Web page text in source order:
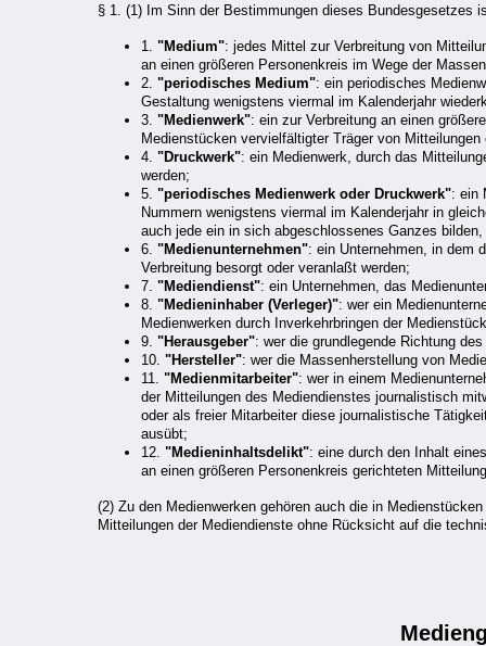
§ 1. (1) Im Sinn der Bestimmungen dieses Bundesgesetzes
1. "Medium": jedes Mittel zur Verbreitung von
an einen größeren Personenkreis im Wege der
2. "periodisches Medium": ein periodisches
Gestaltung wenigstens viermal im Kalenderjahr
3. "Medienwerk": ein zur Verbreitung an einen
Medienstücken vervielfältigter Träger von
4. "Druckwerk": ein Medienwerk, durch das
werden;
5. "periodisches Medienwerk oder Druckwerk": ein
Nummern wenigstens viermal im Kalenderjahr in
auch jede ein in sich abgeschlossenes Ganzes
6. "Medienunternehmen": ein Unternehmen, in dem
Verbreitung besorgt oder veranlaßt werden;
7. "Mediendienst": ein Unternehmen, das
8. "Medieninhaber (Verleger)": wer ein
Medienwerken durch Inverkehrbringen der
9. "Herausgeber": wer die grundlegende Richtung
10. "Hersteller": wer die Massenherstellung von
11. "Medienmitarbeiter": wer in einem
der Mitteilungen des Mediendienstes journalistisch
oder als freier Mitarbeiter diese journalistische
ausübt;
12. "Medieninhaltsdelikt": eine durch den Inhalt
an einen größeren Personenkreis gerichteten
(2) Zu den Medienwerken gehören auch die in
Mitteilungen der Mediendienste ohne Rücksicht auf die